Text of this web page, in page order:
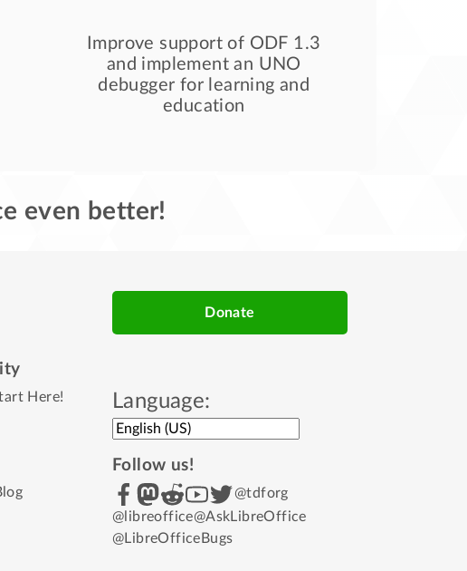
Improve support of ODF 1.3
and implement an UNO
debugger for learning and
education
even better!
Here!
Donate
Language:
Follow us!
@tdforg
@libreoffice@AskLibreOffice
@LibreOfficeBugs